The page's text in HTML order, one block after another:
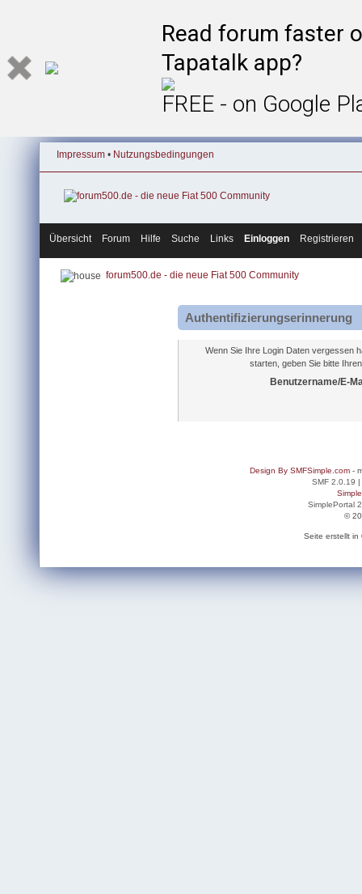
Read forum faster
Tapatalk app?
FREE - on Google
Impressum • Nutzungsbedingungen
Übersicht Forum Hilfe Suche Links Einloggen Registrieren
forum500.de - die neue Fiat 500 Community
Authentifizierungserinnerung
Wenn Sie Ihre Login Daten vergessen
starten, geben Sie bitte
Benutzername/E-
Design By SMFSimple.com-
SMF 2.0.19 |
SimplePortal
©
Seite erstellt in